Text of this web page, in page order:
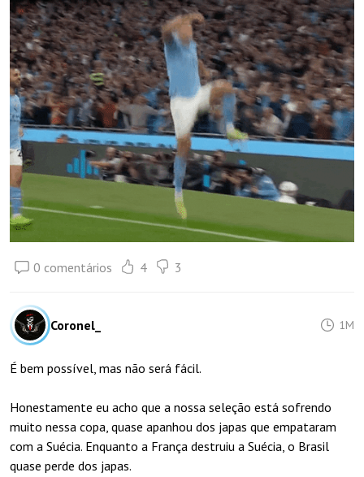
0 comentários 4 3
Coronel_ 1M
É bem possível, mas não será fácil.
Honestamente eu acho que a nossa seleção está sofrendo
muito nessa copa, quase apanhou dos japas que empataram
com a Suécia. Enquanto a França destruiu a Suécia, o Brasil
quase perde dos japas.